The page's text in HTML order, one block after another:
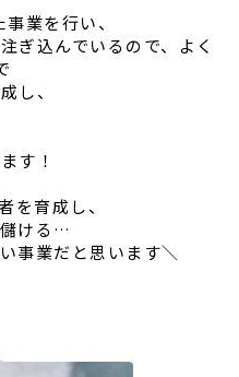
業を行い、
ぎ込んでいるので、よく
し、
す！
を育成し、
ける…
事業だと思います＼